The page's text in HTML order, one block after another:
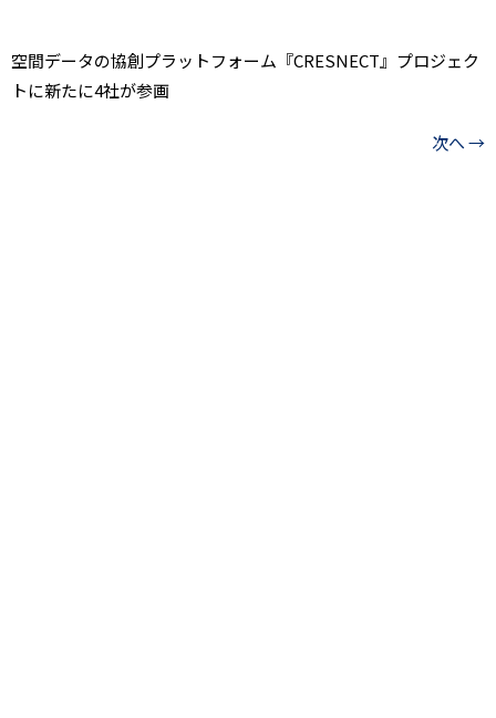
空間データの協創プラットフォーム『CRESNECT』プロジェク
トに新たに4社が参画
次へ→